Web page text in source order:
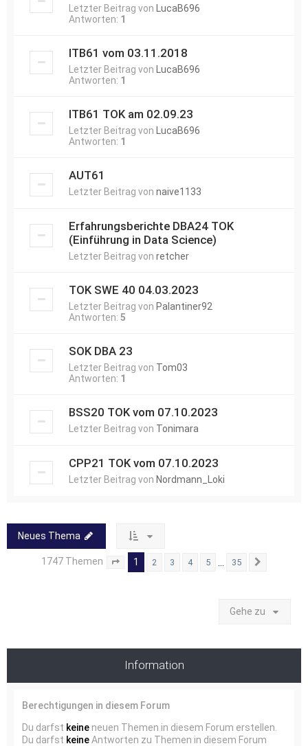
Letzter Beitrag von LucaB696
Antworten: 1
ITB61 vom 03.11.2018
Letzter Beitrag von LucaB696
Antworten: 1
ITB61 TOK am 02.09.23
Letzter Beitrag von LucaB696
Antworten: 1
AUT61
Letzter Beitrag von naive1133
Erfahrungsberichte DBA24 TOK
(Einführung in Data Science)
Letzter Beitrag von retcher
TOK SWE 40 04.03.2023
Letzter Beitrag von Palantiner92
Antworten: 5
SOK DBA 23
Letzter Beitrag von Tom03
Antworten: 1
BSS20 TOK vom 07.10.2023
Letzter Beitrag von Tonimara
CPP21 TOK vom 07.10.2023
Letzter Beitrag von Nordmann_Loki
Neues Thema
1747 Themen Seite von 35
1 2 3 4 5 35
Gehe zu
Information
Berechtigungen in diesem Forum
Du darfst keine neuen Themen in diesem Forum erstellen.
Du darfst keineAntworten zu Themen in diesem Forum